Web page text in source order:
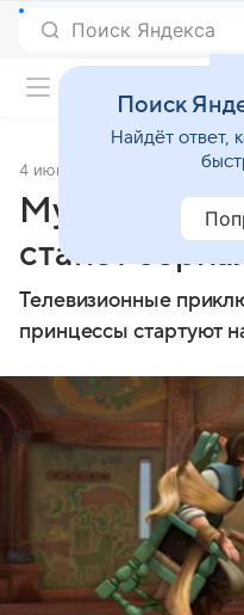
Поиск Яндекса
4 июня 2015 Источник:
Мультфильм
станет
Телевизионные
принцессы стартуют
Поиск
Найдёт ответ,